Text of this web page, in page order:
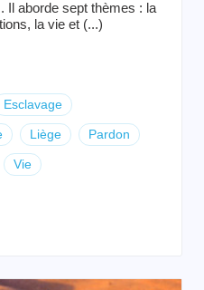
Il aborde sept thèmes : la
la vie et (...)
Esclavage
Liège Pardon
Vie